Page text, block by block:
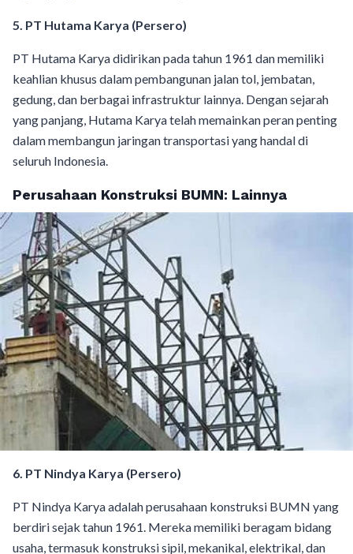
5. PT Hutama Karya (Persero)
PT Hutama Karya didirikan pada tahun 1961 dan memiliki
keahlian khusus dalam pembangunan jalan tol, jembatan,
gedung, dan berbagai infrastruktur lainnya. Dengan sejarah
yang panjang, Hutama Karya telah memainkan peran penting
dalam membangun jaringan transportasi yang handal di
seluruh Indonesia.
Perusahaan Konstruksi BUMN: Lainnya
6. PT Nindya Karya (Persero)
PT Nindya Karya adalah perusahaan konstruksi BUMN yang
berdiri sejak tahun 1961. Mereka memiliki beragam bidang
usaha, termasuk konstruksi sipil, mekanikal, elektrikal, dan